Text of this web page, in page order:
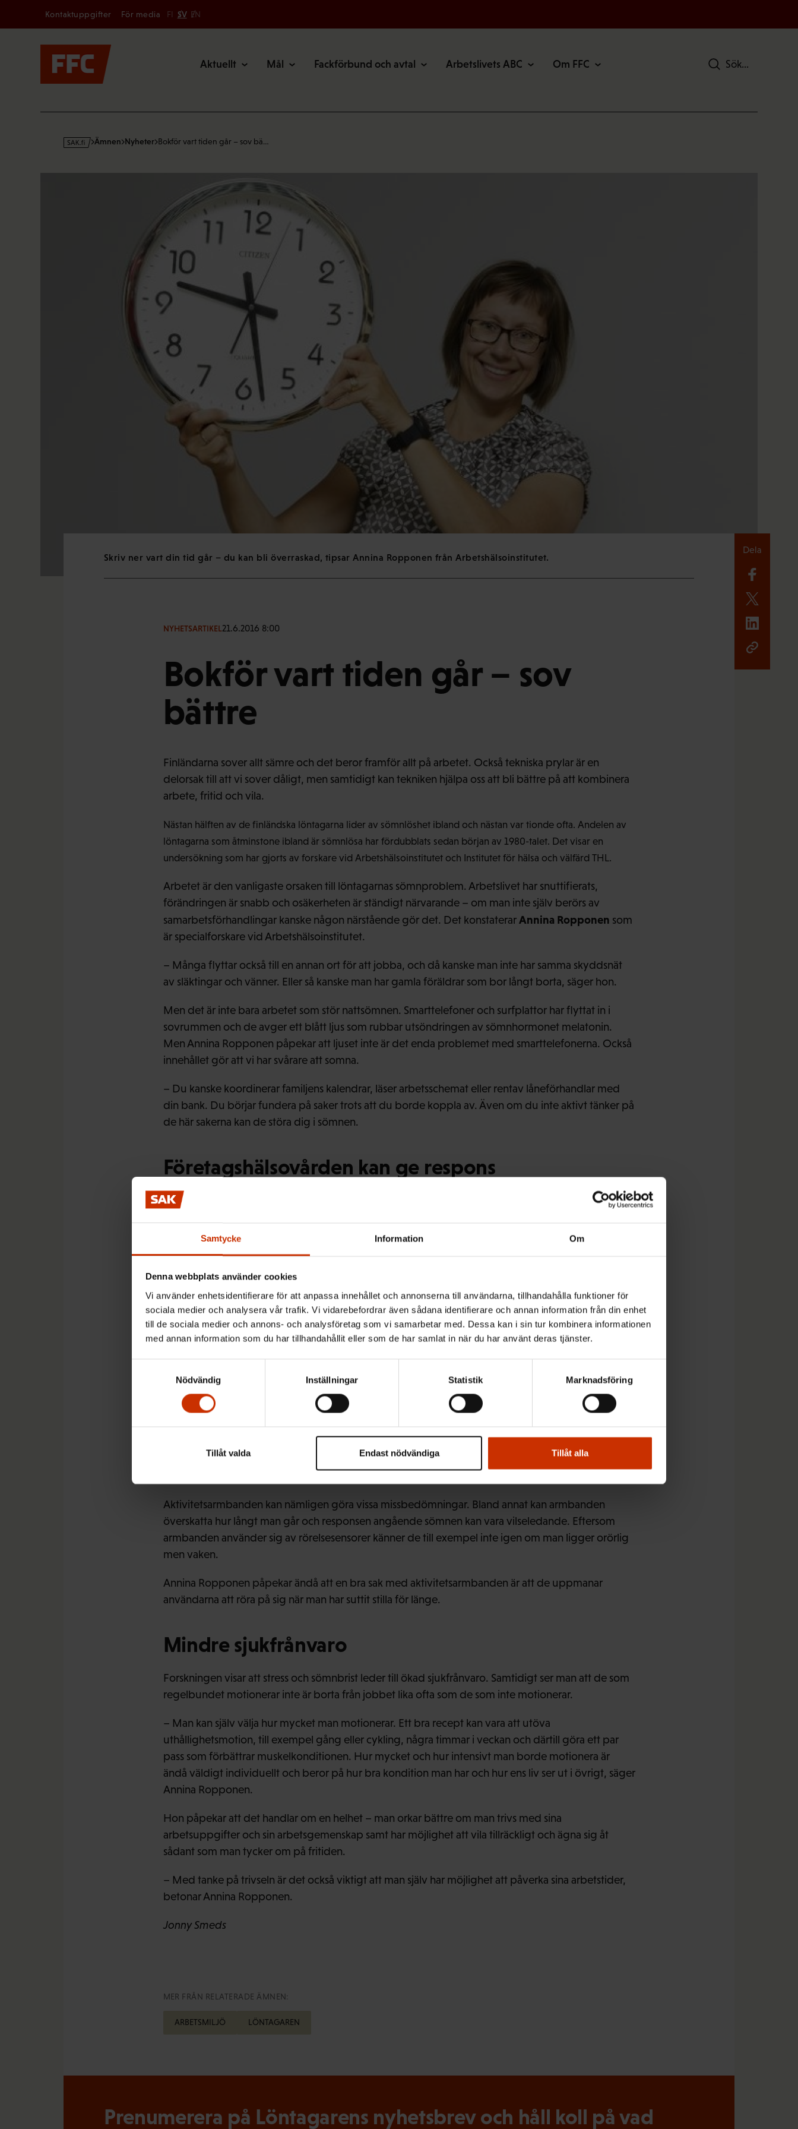
Samtycke Information Om
Denna webbplats använder cookies
Vi använder enhetsidentifierare för att anpassa innehållet och annonserna till användarna, tillhandahålla funktioner för
sociala medier och analysera vår trafik. Vi vidarebefordrar även sådana identifierare och annan information från din enhet
till de sociala medier och annons- och analysföretag som vi samarbetar med. Dessa kan i sin tur kombinera informationen
med annan information som du har tillhandahållit eller som de har samlat in när du har använt deras tjänster.
Nödvändig
Inställningar Statistik Marknadsföring
Endast nödvändiga
Tillåt valda Tillåt alla
Secondary
Kontaktuppgifter För media FI SV EN
Aktuellt Mål Fackförbund och avtal Arbetslivets ABC Om FFC Sök
s
Ämnen Nyheter Bokför vart tiden går – sov bä…
Skriv ner vart din tid går – du kan bli överraskad, tipsar Annina Ropponen från Arbetshälsoinstitutet.
NYHETSARTIKEL21.6.2016 8:00
Bokför vart tiden går – sov
bättre
Finländarna sover allt sämre och det beror framför allt på arbetet. Också tekniska prylar är en
delorsak till att vi sover dåligt, men samtidigt kan tekniken hjälpa oss att bli bättre på att kombinera
arbete, fritid och vila.
Nästan hälften av de finländska löntagarna lider av sömnlöshet ibland och nästan var tionde ofta. Andelen av
löntagarna som åtminstone ibland är sömnlösa har fördubblats sedan början av 1980-talet. Det visar en
undersökning som har gjorts av forskare vid Arbetshälsoinstitutet och Institutet för hälsa och välfärd THL.
Arbetet är den vanligaste orsaken till löntagarnas sömnproblem. Arbetslivet har snuttifierats,
förändringen är snabb och osäkerheten är ständigt närvarande – om man inte själv berörs av
samarbetsförhandlingar kanske någon närstående gör det. Det konstaterarAnnina Ropponen som
är specialforskare vid Arbetshälsoinstitutet.
– Många flyttar också till en annan ort för att jobba, och då kanske man inte har samma skyddsnät
av släktingar och vänner. Eller så kanske man har gamla föräldrar som bor långt borta, säger hon.
Men det är inte bara arbetet som stör nattsömnen. Smarttelefoner och surfplattor har flyttat in i
sovrummen och de avger ett blått ljus som rubbar utsöndringen av sömnhormonet melatonin.
Men Annina Ropponen påpekar att ljuset inte är det enda problemet med smarttelefonerna. Också
innehållet gör att vi har svårare att somna.
– Du kanske koordinerar familjens kalendrar, läser arbetsschemat eller rentav låneförhandlar med
din bank. Du börjar fundera på saker trots att du borde koppla av. Även om du inte aktivt tänker på
de här sakerna kan de störa dig i sömnen.
Företagshälsovården kan ge respons
Bättre tidshantering ger också bättre sömn, betonar Annina Ropponen. Det handlar om bland annat
– Det kan vara bra att bilda sig en uppfattning om vart tiden går. Ett enkelt sätt är att föra bok över
vad man gör på fritiden, när man rör på sig och hur mycket man sover.
Annina Ropponen konstaterar att många som tror att de har koll på sin tidsanvändning blir
överraskade när de inser vart tiden egentligen går. Och då kanske de väljer att lägga om sina
rutiner.
stadstrafik kan en tiokilometerssträcka gå lika snabbt med cykel som med bil. Och om man får
motion under arbetsresorna kan man göra annat på fritiden, säger hon.
Det går bra att bokföra sin tidsanvändning på ett rutigt papper, men numera finns också
mobilapplikationer och tekniska hjälpmedel som aktivitetsarmband eller smartklockor.
Aktivitetsarmbanden kan nämligen göra vissa missbedömningar. Bland annat kan armbanden
överskatta hur långt man går och responsen angående sömnen kan vara vilseledande. Eftersom
armbanden använder sig av rörelsesensorer känner de till exempel inte igen om man ligger orörlig
men vaken.
Annina Ropponen påpekar ändå att en bra sak med aktivitetsarmbanden är att de uppmanar
användarna att röra på sig när man har suttit stilla för länge.
Mindre sjukfrånvaro
Forskningen visar att stress och sömnbrist leder till ökad sjukfrånvaro. Samtidigt ser man att de som
regelbundet motionerar inte är borta från jobbet lika ofta som de som inte motionerar.
– Man kan själv välja hur mycket man motionerar. Ett bra recept kan vara att utöva
uthållighetsmotion, till exempel gång eller cykling, några timmar i veckan och därtill göra ett par
pass som förbättrar muskelkonditionen. Hur mycket och hur intensivt man borde motionera är
ändå väldigt individuellt och beror på hur bra kondition man har och hur ens liv ser ut i övrigt, säger
Annina Ropponen.
Hon påpekar att det handlar om en helhet – man orkar bättre om man trivs med sina
arbetsuppgifter och sin arbetsgemenskap samt har möjlighet att vila tillräckligt och ägna sig åt
sådant som man tycker om på fritiden.
– Med tanke på trivseln är det också viktigt att man själv har möjlighet att påverka sina arbetstider,
betonar Annina Ropponen.
Jonny Smeds
MER FRÅN RELATERADE ÄMNEN:
ARBETSMILJÖ LÖNTAGAREN
Prenumerera på Löntagarens nyhetsbrev och håll koll på vad
Dela